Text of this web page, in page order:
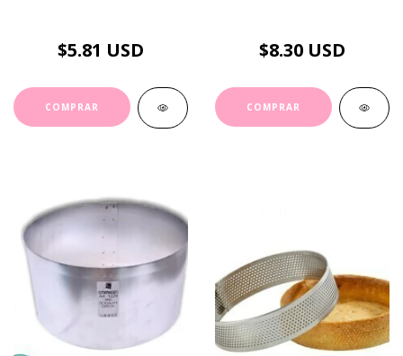
$5.81 USD $8.30 USD